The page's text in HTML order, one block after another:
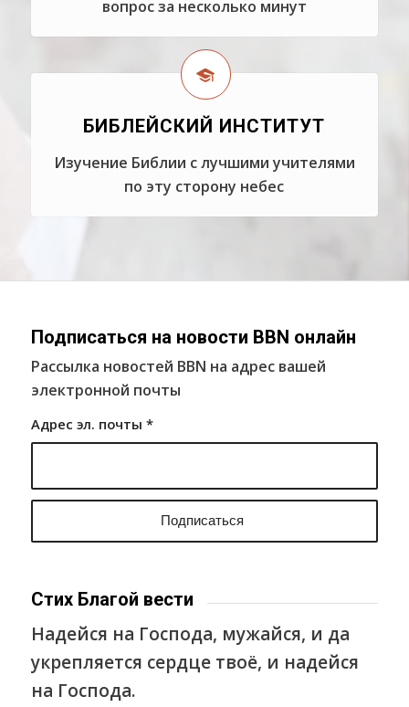
вопрос за несколько минут
БИБЛЕЙСКИЙ ИНСТИТУТ
Изучение Библии с лучшими учителями
по эту сторону небес
Подписаться на новости BBN онлайн
Рассылка новостей BBN на адрес вашей
электронной почты
Адрес эл. почты *
Стих Благой вести
Надейся на Господа, мужайся, и да
укрепляется сердце твоё, и надейся
на Господа.